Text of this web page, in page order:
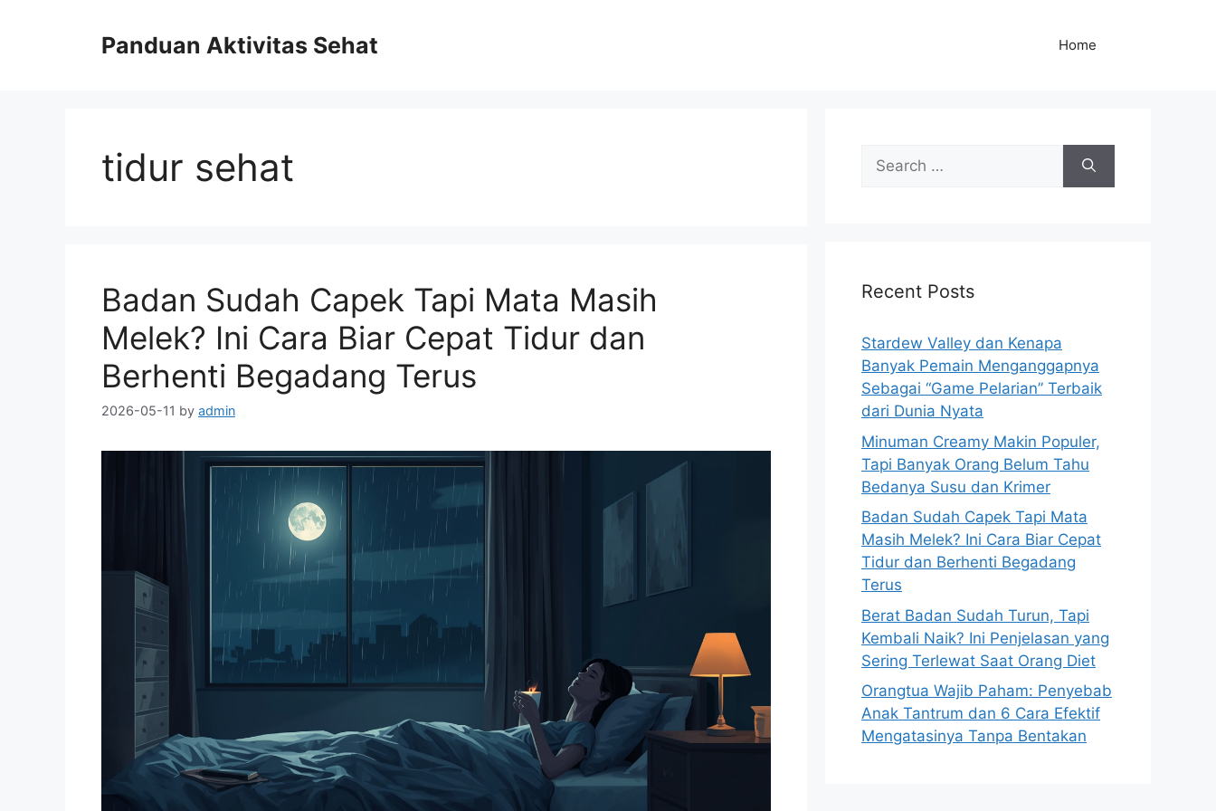
Panduan Aktivitas Sehat Home
tidur sehat
Badan Sudah Capek Tapi Mata Masih
Melek? Ini Cara Biar Cepat Tidur dan
Berhenti Begadang Terus
2026-05-11 by admin
f
r
:
Recent Posts
Stardew Valley dan Kenapa
Banyak Pemain Menganggapnya
Sebagai “Game Pelarian” Terbaik
dari Dunia Nyata
Minuman Creamy Makin Populer,
Tapi Banyak Orang Belum Tahu
Bedanya Susu dan Krimer
Badan Sudah Capek Tapi Mata
Masih Melek? Ini Cara Biar Cepat
Tidur dan Berhenti Begadang
Terus
Berat Badan Sudah Turun, Tapi
Kembali Naik? Ini Penjelasan yang
Sering Terlewat Saat Orang Diet
Orangtua Wajib Paham: Penyebab
Anak Tantrum dan 6 Cara Efektif
Mengatasinya Tanpa Bentakan